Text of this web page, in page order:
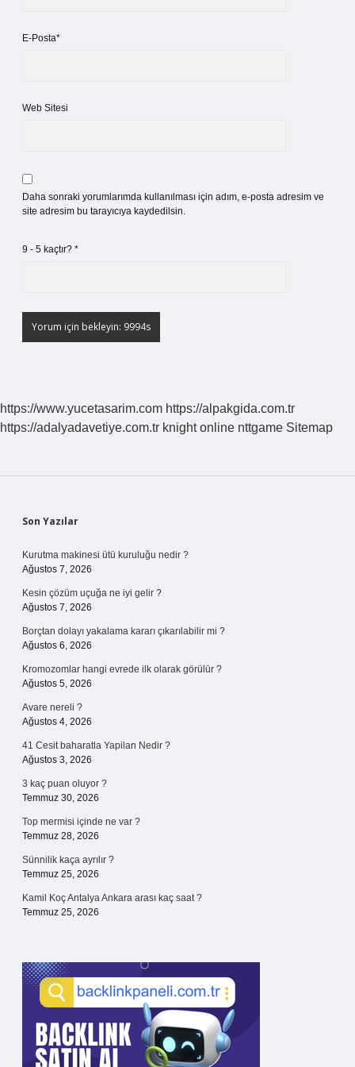
E-Posta*
Web Sitesi
Daha sonraki yorumlarımda kullanılması için adım, e-posta adresim ve
site adresim bu tarayıcıya kaydedilsin.
9 - 5 kaçtır? *
https://www.yucetasarim.com https://alpakgida.com.tr
https://adalyadavetiye.com.tr knight online nttgame Sitemap
Sidebar
Son Yazılar
Kurutma makinesi ütü kuruluğu nedir ?
Ağustos 7, 2026
Kesin çözüm uçuğa ne iyi gelir ?
Ağustos 7, 2026
Borçtan dolayı yakalama kararı çıkarılabilir mi ?
Ağustos 6, 2026
Kromozomlar hangi evrede ilk olarak görülür ?
Ağustos 5, 2026
Avare nereli ?
Ağustos 4, 2026
41 Cesit baharatla Yapilan Nedir ?
Ağustos 3, 2026
3 kaç puan oluyor ?
Temmuz 30, 2026
Top mermisi içinde ne var ?
Temmuz 28, 2026
Sünnilik kaça ayrılır ?
Temmuz 25, 2026
Kamil Koç Antalya Ankara arası kaç saat ?
Temmuz 25, 2026